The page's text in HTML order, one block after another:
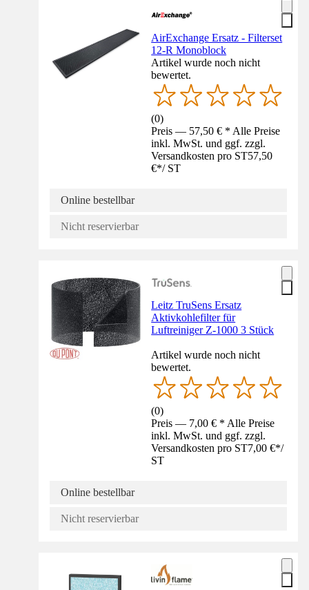
AirExchange Ersatz - Filterset
12-R Monoblock
Artikel wurde noch nicht
bewertet.
(0)
Preis — 57,50 € * Alle Preise
inkl. MwSt. und ggf. zzgl.
Versandkosten pro ST57,50
€*/ ST
Online bestellbar
Nicht reservierbar
Leitz TruSens Ersatz
Aktivkohlefilter für
Luftreiniger Z-1000 3 Stück
Artikel wurde noch nicht
bewertet.
(0)
Preis — 7,00 € * Alle Preise
inkl. MwSt. und ggf. zzgl.
Versandkosten pro ST7,00 €*/
ST
Online bestellbar
Nicht reservierbar